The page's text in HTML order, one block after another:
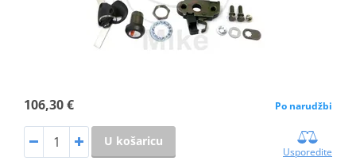
106,30 € Po narudžbi
U košaricu
Usporedite